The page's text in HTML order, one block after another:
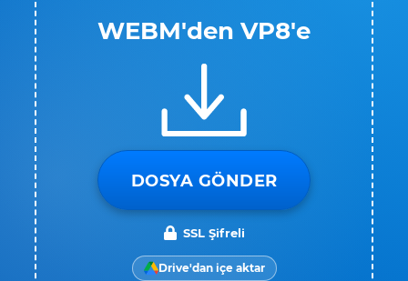
WEBM'den VP8'e
DOSYA GÖNDER
SSL Şifreli
Drive'dan içe aktar